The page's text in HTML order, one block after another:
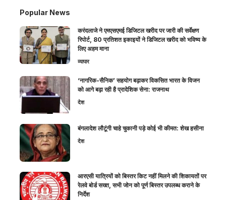
Popular News
करंदलाजे ने एमएसएमई डिजिटल खरीद पर जारी की सर्वेक्षण
रिपोर्ट, 80 प्रतिशत इकाइयों ने डिजिटल खरीद को भविष्य के
लिए अहम माना
व्यापार
‘नागरिक-सैनिक’ सहयोग बढ़ाकर विकसित भारत के विजन
को आगे बढ़ा रही है प्रादेशिक सेना: राजनाथ
देश
बंगलादेश लौटूंगी चाहे चुकानी पड़े कोई भी कीमत: शेख हसीना
देश
आरएसी यात्रियों को बिस्तर किट नहीं मिलने की शिकायतों पर
रेलवे बोर्ड सख्त, सभी जोन को पूर्ण बिस्तर उपलब्ध कराने के
निर्देश